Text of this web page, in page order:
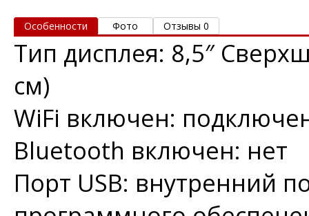
Особенности Фото Отзывы 0
Тип дисплея: 8,5″
см)
WiFi включен:
Bluetooth включен: нет
Порт USB: внутренний